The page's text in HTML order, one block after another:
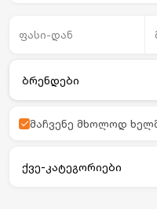
ბრენდები
მაჩვენე მხოლოდ
ქვე-კატეგორიები